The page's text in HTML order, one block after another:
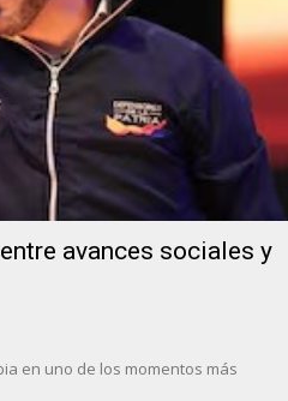
avances sociales y
en uno de los momentos más